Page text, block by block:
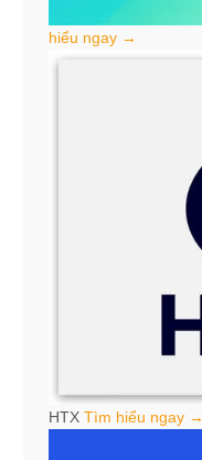
hiểu ngay →
HTX Tìm hiểu ngay →